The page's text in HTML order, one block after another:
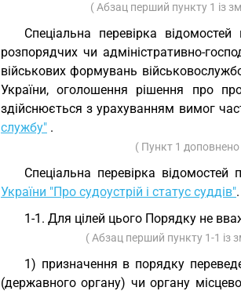
( Абзац перший пункту 1 із
Спеціальна перевірка
розпорядчих чи адміністративно-
військових формувань
України, оголошення рішення про
здійснюється з урахуванням вимог
службу" .
( Пункт 1
Спеціальна перевірка
України "Про судоустрій і статус суддів".
1-1. Для цілей цього Порядку не
( Абзац перший пункту 1-1 із
1) призначення в порядку
(державного органу) чи органу